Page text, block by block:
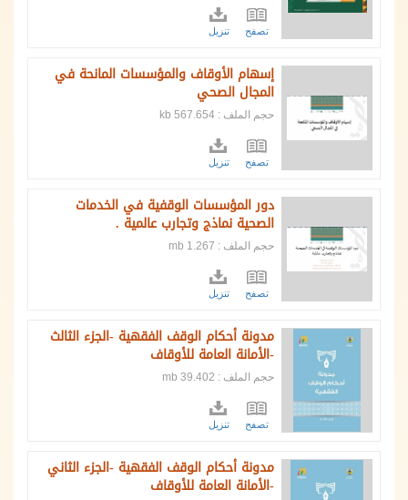
تصفح تنزيل
إسهام الأوقاف والمؤسسات المانحة في
المجال الصحي
حجم الملف : 567.654 kb
تصفح تنزيل
دور المؤسسات الوقفية في الخدمات
الصحية نماذج وتجارب عالمية .
حجم الملف : 1.267 mb
تصفح تنزيل
مدونة أحكام الوقف الفقهية -الجزء الثالث
-الأمانة العامة للأوقاف
حجم الملف : 39.402 mb
تصفح تنزيل
مدونة أحكام الوقف الفقهية -الجزء الثاني
-الأمانة العامة للأوقاف